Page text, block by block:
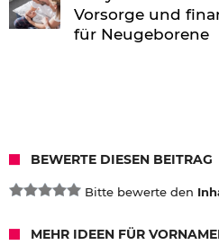
Vorsorge und
für Neugeborene
BEWERTE DIESEN BEITRAG
Bitte bewerte den
MEHR IDEEN FÜR